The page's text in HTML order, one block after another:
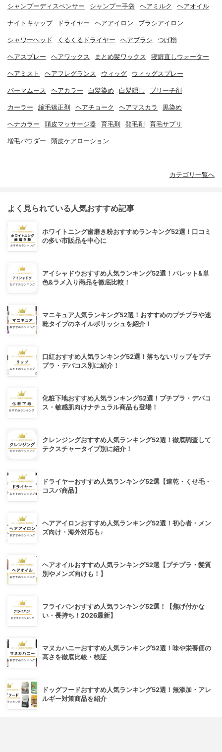
シャンプーディスペンサー シャンプー手袋 ヘアミルク ヘアオイル
ナイトキャップ ドライヤー ヘアアイロン ブラシアイロン
シャワーヘッド くるくるドライヤー ヘアブラシ つげ櫛
ヘアスプレー ヘアワックス まとめ髪ワックス 寝癖直しウォーター
ヘアミスト ヘアフレグランス ウィッグ ウィッグスプレー
パーマムース ヘアカラー 白髪染め 白髪隠し ブリーチ剤
カーラー 縮毛矯正剤 ヘアチョーク ヘアマスカラ 黒染め
ヘナカラー 頭皮マッサージ器 育毛剤 発毛剤 育毛サプリ
増毛パウダー 頭皮ケアローション
カテゴリ一覧へ
よく見られている人気おすすめ記事
ホワイトニング歯磨き粉おすすめランキング52選！口コミ
の多い市販品を中心に
アイシャドウおすすめ人気ランキング52選！パレット&単
色&ラメ入り商品を徹底比較！
マニキュア人気ランキング52選！おすすめのプチプラや速
乾タイプのネイルポリッシュを紹介！
口紅おすすめ人気ランキング52選！落ちないリップをプチ
プラ・デパコス別に紹介！
化粧下地おすすめ人気ランキング52選！プチプラ・デパコ
ス・敏感肌向けナチュラル商品も登場！
クレンジングおすすめ人気ランキング52選！徹底調査して
テクスチャータイプ別に紹介！
ドライヤーおすすめ人気ランキング52選【速乾・くせ毛・
コスパ商品】
ヘアアイロンおすすめ人気ランキング52選！初心者・メン
ズ向け・海外対応も♪
ヘアオイルおすすめ人気ランキング52選【プチプラ・髪質
別やメンズ向けも！】
フライパンおすすめ人気ランキング52選！【焦げ付かな
い・長持ち！2026最新】
マヌカハニーおすすめ人気ランキング52選！味や栄養価の
高さを徹底比較・検証
ドッグフードおすすめ人気ランキング52選！無添加・アレ
ルギー対策商品を紹介